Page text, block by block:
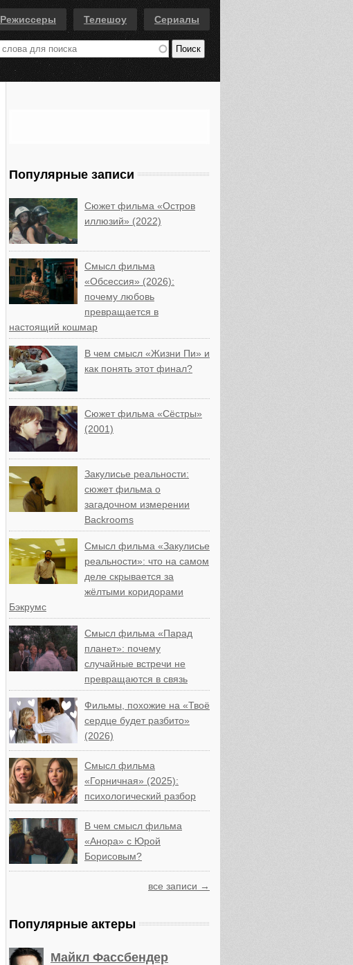
Режиссеры Телешоу Сериалы
Популярные записи
Сюжет фильма «Остров
иллюзий» (2022)
Смысл фильма
«Обсессия» (2026):
почему любовь
превращается в
настоящий кошмар
В чем смысл «Жизни Пи» и
как понять этот финал?
Сюжет фильма «Сёстры»
(2001)
Закулисье реальности:
сюжет фильма о
загадочном измерении
Backrooms
Смысл фильма «Закулисье
реальности»: что на самом
деле скрывается за
жёлтыми коридорами
Бэкрумс
Смысл фильма «Парад
планет»: почему
случайные встречи не
превращаются в связь
Фильмы, похожие на «Твоё
сердце будет разбито»
(2026)
Смысл фильма
«Горничная» (2025):
психологический разбор
В чем смысл фильма
«Анора» с Юрой
Борисовым?
все записи →
Популярные актеры
Майкл Фассбендер